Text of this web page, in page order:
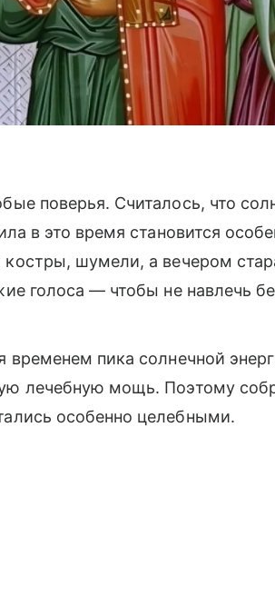
поверья. Считалось, что
в это время становится
шумели, а вечером
голоса — чтобы не навлечь
временем пика солнечной
лечебную мощь. Поэтому
особенно целебными.